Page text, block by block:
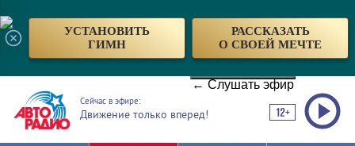
УСТАНОВИТЬ
ГИМН
РАССКАЗАТЬ
О СВОЕЙ МЕЧТЕ
← Слушать эфир
Сейчас в эфире:
Движение только вперед!